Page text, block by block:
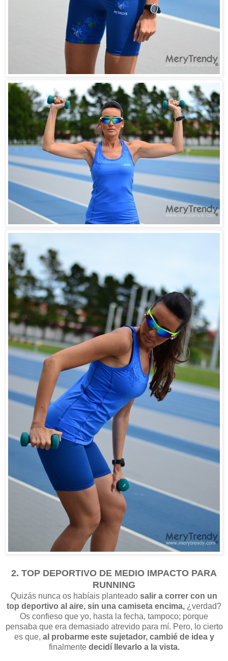
2. TOP DEPORTIVO DE MEDIO IMPACTO PARA
RUNNING
Quizás nunca os habíais planteado salir a correr con un
top deportivo al aire, sin una camiseta encima, ¿verdad?
Os confieso que yo, hasta la fecha, tampoco; porque
pensaba que era demasiado atrevido para mí. Pero, lo cierto
es que, al probarme este sujetador, cambié de idea y
finalmente decidí llevarlo a la vista.